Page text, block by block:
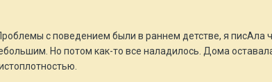
с поведением были в раннем детстве, я писАла
Но потом как-то все наладилось. Дома